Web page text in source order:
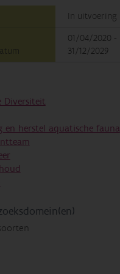
In uitvoering
01/04/2020 -
31/12/2029
Diversiteit
en herstel aquatische fauna